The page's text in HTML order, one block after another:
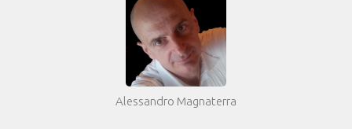
Alessandro Magnaterra